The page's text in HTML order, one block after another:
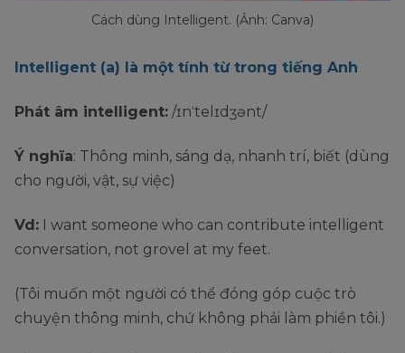
Cách dùng Intelligent. (Ảnh: Canva)
Intelligent (a) là một tính từ trong tiếng Anh
Phát âm intelligent: /ɪnˈtelɪdʒənt/
Ý nghĩa: Thông minh, sáng dạ, nhanh trí, biết (dùng
cho người, vật, sự việc)
Vd: I want someone who can contribute intelligent
conversation, not grovel at my feet.
(Tôi muốn một người có thể đóng góp cuộc trò
chuyện thông minh, chứ không phải làm phiền tôi.)